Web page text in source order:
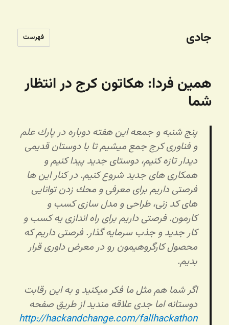
جادی فهرست
همین فردا: هکاتون کرج در انتظار
شما
پنج شنبه و جمعه این هفته دوباره درپارك علم
و فناوری كرججمع میشیم تا با دوستان قدیمی
دیدار تازه كنیم، دوستای جدید پیدا كنیم و
همكاری های جدید شروع كنیم. در كنار این ها
فرصتی داریم برای معرفی و محك زدن توانایی
های كد زنی، طراحی و مدل سازی كسب و
كارمون. فرصتی داریم برای راه اندازی یه كسب و
كار جدید و جذب سرمایه گذار. فرصتی داریم كه
محصول كارگروهیمون رو در معرض داوری قرار
بدیم.
اگر شما هم مثل ما فكر میكنید و به این رقابت
دوستانه اما جدی علاقه مندید از طریق صفحه
http://hackandchange.com/fallhackathon